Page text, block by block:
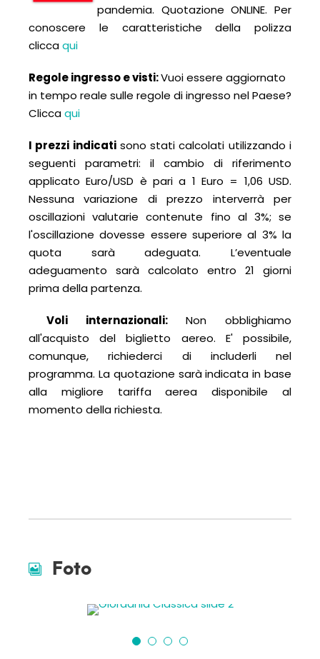
pandemia. Quotazione ONLINE. Per
conoscere le caratteristiche della polizza
cliccaqui
Regole ingresso e visti:Vuoi essere aggiornato
in tempo reale sulle regole di ingresso nel Paese?
Cliccaqui
I prezzi indicatisono stati calcolati utilizzando i
seguenti parametri: il cambio di riferimento
applicato Euro/USD è pari a 1 Euro = 1,06 USD.
Nessuna variazione di prezzo interverrà per
oscillazioni valutarie contenute fino al 3%; se
l'oscillazione dovesse essere superiore al 3% la
quota sarà adeguata. L’eventuale
adeguamento sarà calcolato entro 21 giorni
prima della partenza.
Voli internazionali: Non obblighiamo
all'acquisto del biglietto aereo. E' possibile,
comunque, richiederci di includerli nel
programma. La quotazione sarà indicata in base
alla migliore tariffa aerea disponibile al
momento della richiesta.
Foto